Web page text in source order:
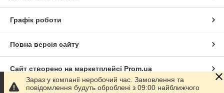
Графік роботи
Повна версія сайту
Сайт створено на маркетплейсі Prom.ua
Зараз у компанії неробочий час. Замовлення та
повідомлення будуть оброблені з 09:00 найближчого